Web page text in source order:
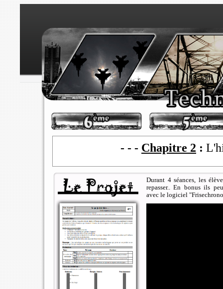
- - - Chapitre 2 :
Durant 4 séances, les
repasser.. En bonus ils
avec le logiciel